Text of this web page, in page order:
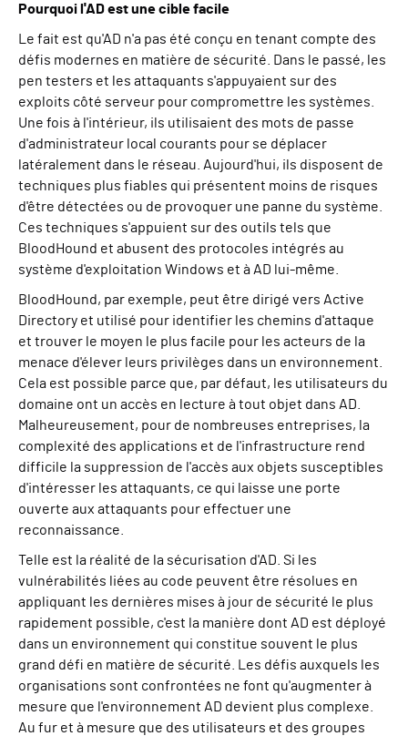
Pourquoi l'AD est une cible facile
Le fait est qu'AD n'a pas été conçu en tenant compte des
défis modernes en matière de sécurité. Dans le passé, les
pen testers et les attaquants s'appuyaient sur des
exploits côté serveur pour compromettre les systèmes.
Une fois à l'intérieur, ils utilisaient des mots de passe
d'administrateur local courants pour se déplacer
latéralement dans le réseau. Aujourd'hui, ils disposent de
techniques plus fiables qui présentent moins de risques
d'être détectées ou de provoquer une panne du système.
Ces techniques s'appuient sur des outils tels que
BloodHound et abusent des protocoles intégrés au
système d'exploitation Windows et à AD lui-même.
BloodHound, par exemple, peut être dirigé vers Active
Directory et utilisé pour identifier les chemins d'attaque
et trouver le moyen le plus facile pour les acteurs de la
menace d'élever leurs privilèges dans un environnement.
Cela est possible parce que, par défaut, les utilisateurs du
domaine ont un accès en lecture à tout objet dans AD.
Malheureusement, pour de nombreuses entreprises, la
complexité des applications et de l'infrastructure rend
difficile la suppression de l'accès aux objets susceptibles
d'intéresser les attaquants, ce qui laisse une porte
ouverte aux attaquants pour effectuer une
reconnaissance.
Telle est la réalité de la sécurisation d'AD. Si les
vulnérabilités liées au code peuvent être résolues en
appliquant les dernières mises à jour de sécurité le plus
rapidement possible, c'est la manière dont AD est déployé
dans un environnement qui constitue souvent le plus
grand défi en matière de sécurité. Les défis auxquels les
organisations sont confrontées ne font qu'augmenter à
mesure que l'environnement AD devient plus complexe.
Au fur et à mesure que des utilisateurs et des groupes